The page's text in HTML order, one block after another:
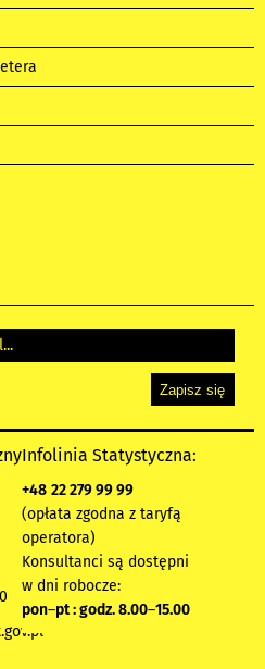
Infolinia Statystyczna:
+48 22 279 99 99
(opłata zgodna z taryfą
operatora)
Konsultanci są dostępni
w dni robocze:
pon–pt : godz. 8.00–15.00